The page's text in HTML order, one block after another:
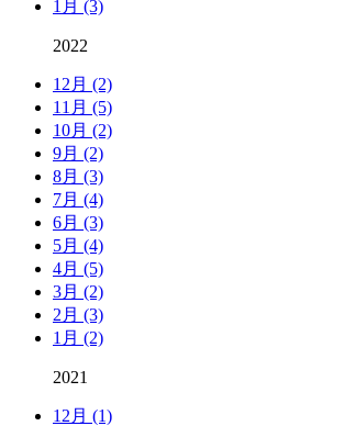
1月 (3)
2022
12月 (2)
11月 (5)
10月 (2)
9月 (2)
8月 (3)
7月 (4)
6月 (3)
5月 (4)
4月 (5)
3月 (2)
2月 (3)
1月 (2)
2021
12月 (1)